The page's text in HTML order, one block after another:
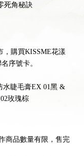
死角秘訣
，購買KISSME花漾
序號卡。
水睫毛膏EX 01黑 &
玫瑰棕
商品數量有限，售完